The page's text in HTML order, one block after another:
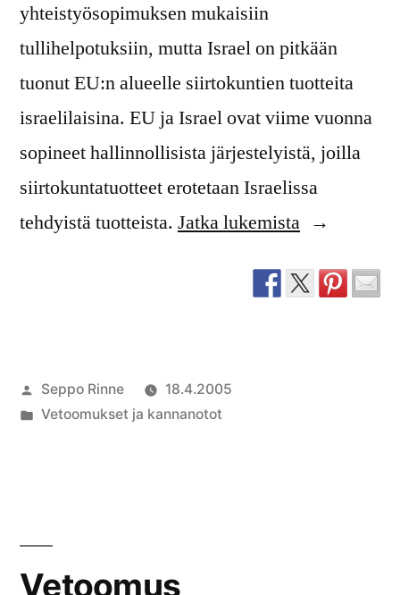
yhteistyösopimuksen mukaisiin
tullihelpotuksiin, mutta Israel on pitkään
tuonut EU:n alueelle siirtokuntien tuotteita
israelilaisina. EU ja Israel ovat viime vuonna
sopineet hallinnollisista järjestelyistä, joilla
siirtokuntatuotteet erotetaan Israelissa
tehdyistä tuotteista. Jatka lukemista”Vetoomus
alkuperän
Artikkelin
julkaisija
Seppo Rinne
18.4.2005
Julkaistu
Vetoomukset ja kannanotot
Vetoomus